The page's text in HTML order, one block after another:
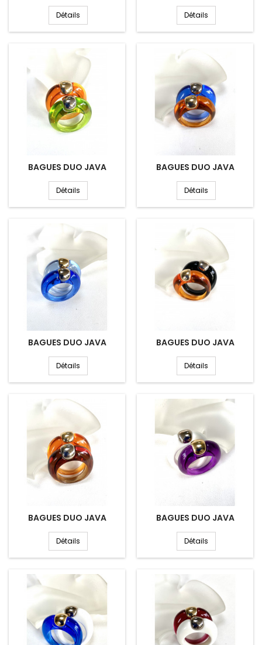
Détails Détails
BAGUES DUO JAVA
Détails
BAGUES DUO JAVA
Détails
BAGUES DUO JAVA
Détails
BAGUES DUO JAVA
Détails
BAGUES DUO JAVA
Détails
BAGUES DUO JAVA
Détails